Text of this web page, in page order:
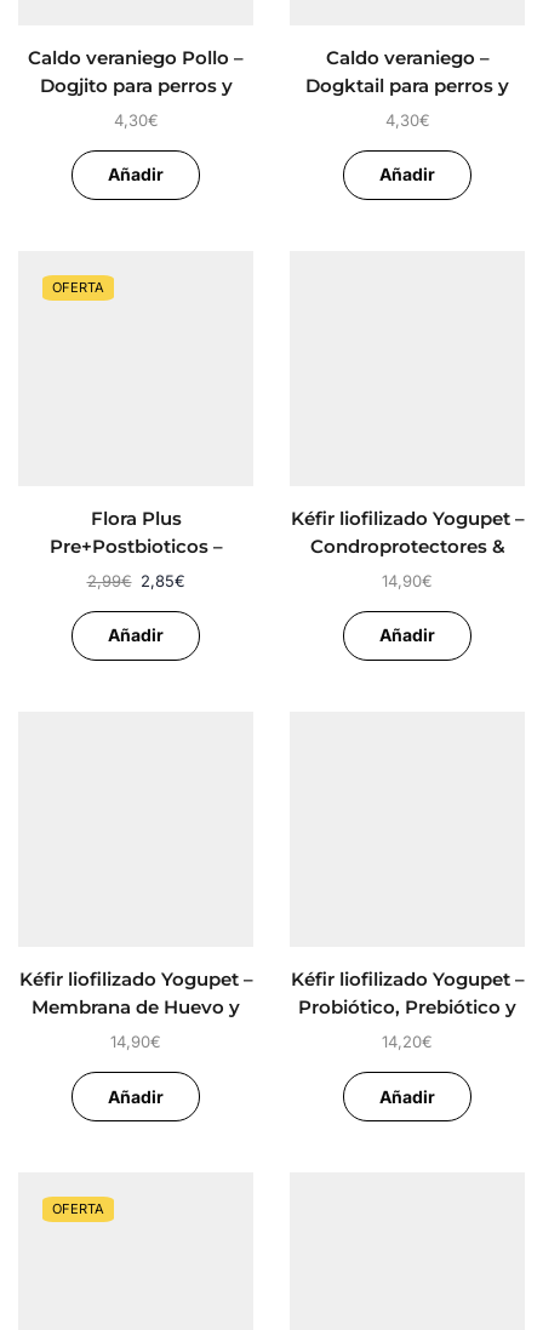
Caldo veraniego Pollo –
Dogjito para perros y
gatos
4,30€
Añadir
Caldo veraniego –
Dogktail para perros y
gatos
4,30€
Añadir
OFERTA
Flora Plus
Pre+Postbioticos –
YOWUP Pato y Calabaza
2,99€ 2,85€
Añadir
Kéfir liofilizado Yogupet –
Condroprotectores &
Glucosamina
14,90€
Añadir
Kéfir liofilizado Yogupet –
Membrana de Huevo y
Colágeno
14,90€
Añadir
Kéfir liofilizado Yogupet –
Probiótico, Prebiótico y
Postbiotico
14,20€
Añadir
OFERTA